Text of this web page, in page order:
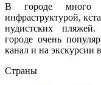
В городе много
инфраструктурой,
нудистских
городе очень
канал и на экскурсии
Страны